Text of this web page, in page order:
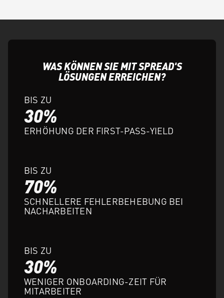
WAS KÖNNEN SIE MIT SPREAD'S
LÖSUNGEN ERREICHEN?
BIS ZU
30%
ERHÖHUNG DER FIRST-PASS-YIELD
BIS ZU
70%
SCHNELLERE FEHLERBEHEBUNG BEI
NACHARBEITEN
BIS ZU
30%
WENIGER ONBOARDING-ZEIT FÜR
MITARBEITER